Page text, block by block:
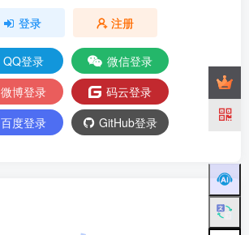
登录 注册
QQ登录
微信登录
微博登录
码云登录
百度登录
GitHub登录